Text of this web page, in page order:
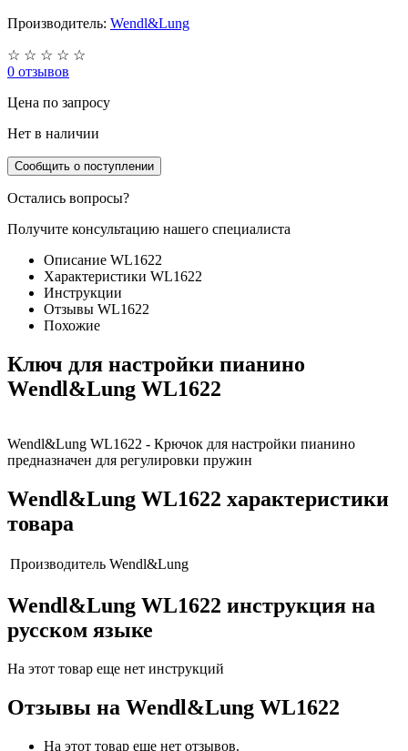
Производитель: Wendl&Lung
☆ ☆ ☆ ☆ ☆
0 отзывов
Цена по запросу
Нет в наличии
Сообщить о поступлении
Остались вопросы?
Получите консультацию нашего специалиста
Описание WL1622
Характеристики WL1622
Инструкции
Отзывы WL1622
Похожие
Ключ для настройки пианино
Wendl&Lung WL1622
Wendl&Lung WL1622 - Крючок для настройки пианино
предназначен для регулировки пружин
Wendl&Lung WL1622 характеристики
товара
Производитель Wendl&Lung
Wendl&Lung WL1622 инструкция на
русском языке
На этот товар еще нет инструкций
Отзывы на Wendl&Lung WL1622
На этот товар еще нет отзывов.